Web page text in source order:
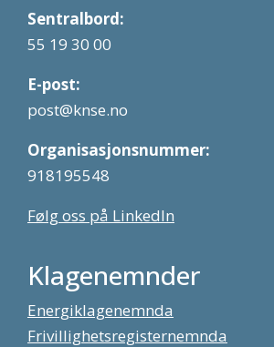
Sentralbord:
55 19 30 00
E-post:
post@knse.no
Organisasjonsnummer:
918195548
Følg oss på LinkedIn
Klagenemnder
Energiklagenemnda
Frivillighetsregisternemnda